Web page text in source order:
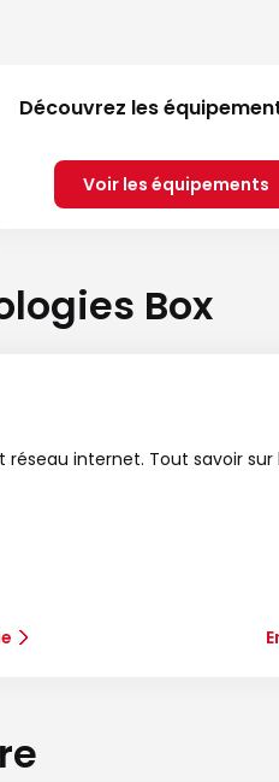
Découvrez les
Voir les équipements
Box
internet. Tout savoir